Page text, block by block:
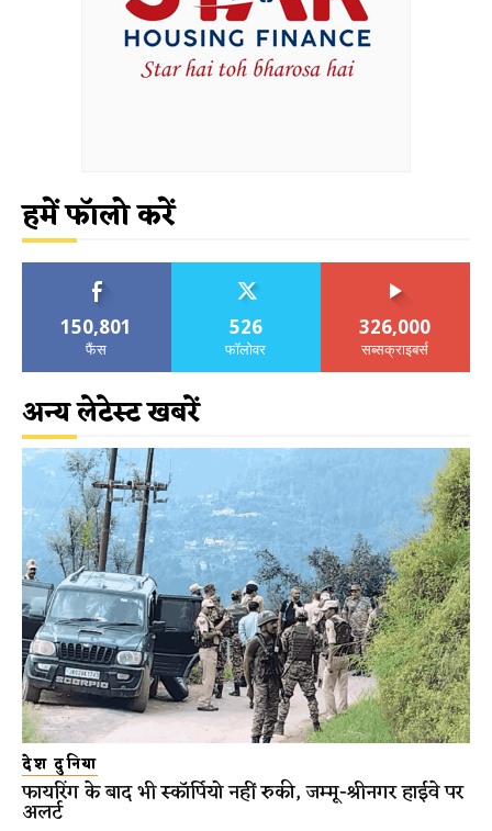
हमें फॉलो करें
150,801
फैंस
526
फॉलोवर
326,000
सब्सक्राइबर्स
अन्य लेटेस्ट खबरें
देश दुनिया
फायरिंग के बाद भी स्कॉर्पियो नहीं रुकी, जम्मू-श्रीनगर हाईवे पर
अलर्ट